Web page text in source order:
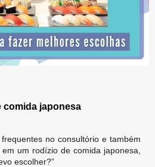
comida japonesa
no consultório e também
um rodízio de comida japonesa,
escolher?”